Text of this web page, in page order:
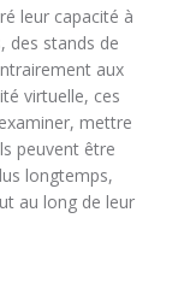
leur capacité à
des stands de
aux
virtuelle, ces
mettre
peuvent être
longtemps,
au long de leur